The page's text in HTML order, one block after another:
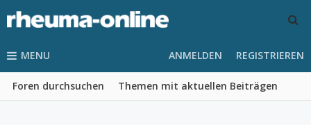
MENU
Foren durchsuchen Themen mit aktuellen Beiträgen
ANMELDEN REGISTRIEREN